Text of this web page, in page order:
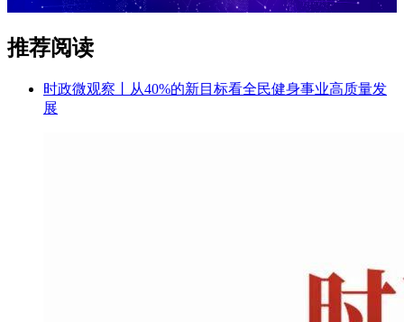
推荐阅读
时政微观察丨从40%的新目标看全民健身事业高质量发
展